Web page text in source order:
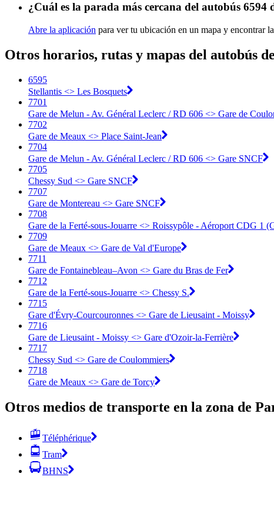
¿Cuál es la parada más cercana del autobús 6594
Abre la aplicación para ver tu ubicación en un mapa y encontrar
Otros horarios, rutas y mapas del autobús
6595
Stellantis <> Les Bosquets
7701
Gare de Melun - Av. Général Leclerc / RD 606 <> Gare de
7702
Gare de Meaux <> Place Saint-Jean
7704
Gare de Melun - Av. Général Leclerc / RD 606 <> Gare SNCF
7705
Chessy Sud <> Gare SNCF
7707
Gare de Montereau <> Gare SNCF
7708
Gare de la Ferté-sous-Jouarre <> Roissypôle - Aéroport CDG 1
7709
Gare de Meaux <> Gare de Val d'Europe
7711
Gare de Fontainebleau–Avon <> Gare du Bras de Fer
7712
Gare de la Ferté-sous-Jouarre <> Chessy S.
7715
Gare d'Évry-Courcouronnes <> Gare de Lieusaint - Moissy
7716
Gare de Lieusaint - Moissy <> Gare d'Ozoir-la-Ferrière
7717
Chessy Sud <> Gare de Coulommiers
7718
Gare de Meaux <> Gare de Torcy
Otros medios de transporte en la zona de
Téléphérique
Tram
BHNS